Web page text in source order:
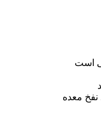
است
معده